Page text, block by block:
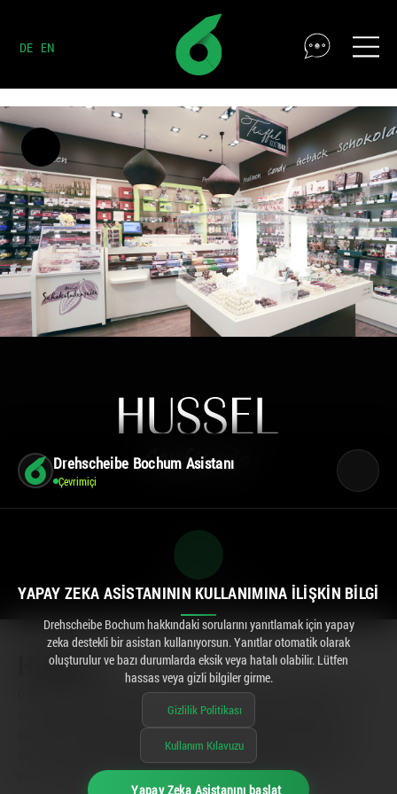
DE EN
Drehscheibe Bochum Asistanı
Çevrimiçi
YAPAY ZEKA ASISTANININ KULLANIMINA İLIŞKIN BILGI
Drehscheibe Bochum hakkındaki sorularını yanıtlamak için yapay
zeka destekli bir asistan kullanıyorsun. Yanıtlar otomatik olarak
oluşturulur ve bazı durumlarda eksik veya hatalı olabilir. Lütfen
hassas veya gizli bilgiler girme.
Gizlilik Politikası
Kullanım Kılavuzu
Yapay Zeka Asistanını başlat
CENTERPLAN · GK
HUSSEL
Drehscheibe-Bochum'daki Hussel'de, kendinize veya sevdiklerinize tatlı bir
sürpriz yapmak için her zaman aradığınızı bulabilirsiniz. En kaliteli
çikolatalar, lezzetli pralinler ve yaratıcı hediye fikirleriyle dolu dünyamıza
dalın. İster ara öğün olarak küçük bir keyif olsun, ister özel bir gün için
olsun – uğrayın ve kendinizi bu lezzetlerin büyüsüne kaptırın!